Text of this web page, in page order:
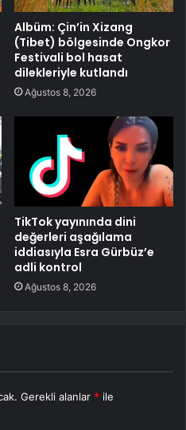
Albüm: Çin’in Xizang
(Tibet) bölgesinde Ongkor
Festivali bol hasat
dilekleriyle kutlandı
Ağustos 8, 2026
TikTok yayınında dini
değerleri aşağılama
iddiasıyla Esra Gürbüz’e
adli kontrol
Ağustos 8, 2026
Gerekli alanlar * ile